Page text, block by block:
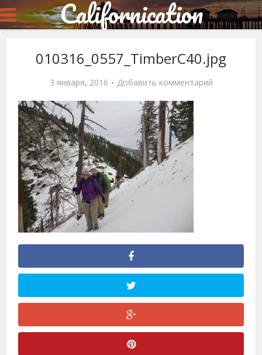
Californication
010316_0557_TimberC40.jpg
3 января, 2016 Добавить комментарий